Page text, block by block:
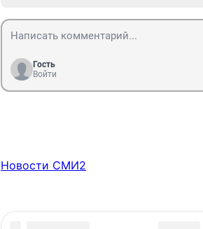
Гость
Войти
Новости СМИ2